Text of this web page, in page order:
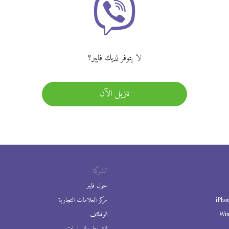
لا يتوفر لديك فايبر؟
تنزيل الآن
الشركة
حول فايبر
مركز العلامات التجارية
الوظائف